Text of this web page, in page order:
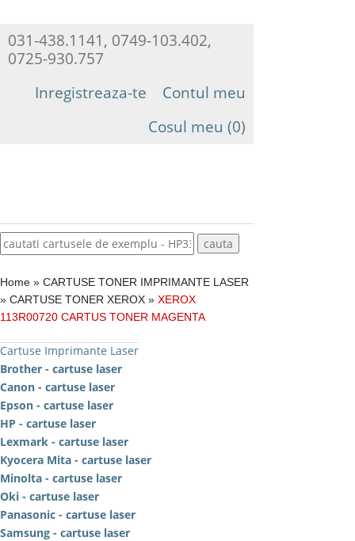
031-438.1141, 0749-103.402,
0725-930.757
Contul meu
Inregistreaza-te
Cosul meu (0)
Home » CARTUSE TONER IMPRIMANTE LASER
» CARTUSE TONER XEROX » XEROX
113R00720 CARTUS TONER MAGENTA
Cartuse Imprimante Laser
Brother - cartuse laser
Canon - cartuse laser
Epson - cartuse laser
HP - cartuse laser
Lexmark - cartuse laser
Kyocera Mita - cartuse laser
Minolta - cartuse laser
Oki - cartuse laser
Panasonic - cartuse laser
Samsung - cartuse laser